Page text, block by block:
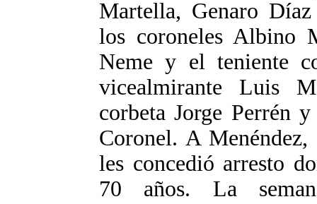
Martella, Genaro
los coroneles Albino
Neme y el teniente
vicealmirante Luis
corbeta Jorge Perrén
Coronel. A
les concedió arresto
70 años. La